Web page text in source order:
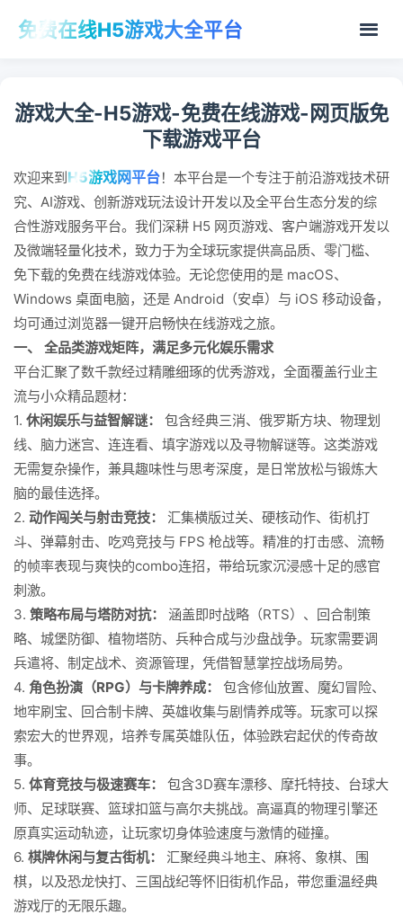
免费在线H5游戏大全平台
游戏大全-H5游戏-免费在线游戏-网页版免
下载游戏平台
欢迎来到H5游戏网平台！本平台是一个专注于前沿游戏技术研
究、AI游戏、创新游戏玩法设计开发以及全平台生态分发的综
合性游戏服务平台。我们深耕 H5 网页游戏、客户端游戏开发以
及微端轻量化技术，致力于为全球玩家提供高品质、零门槛、
免下载的免费在线游戏体验。无论您使用的是 macOS、
Windows 桌面电脑，还是 Android（安卓）与 iOS 移动设备，
均可通过浏览器一键开启畅快在线游戏之旅。
一、 全品类游戏矩阵，满足多元化娱乐需求
平台汇聚了数千款经过精雕细琢的优秀游戏，全面覆盖行业主
流与小众精品题材：
1. 休闲娱乐与益智解谜：
包含经典三消、俄罗斯方块、物理划
线、脑力迷宫、连连看、填字游戏以及寻物解谜等。这类游戏
无需复杂操作，兼具趣味性与思考深度，是日常放松与锻炼大
脑的最佳选择。
2. 动作闯关与射击竞技：
汇集横版过关、硬核动作、街机打
斗、弹幕射击、吃鸡竞技与 FPS 枪战等。精准的打击感、流畅
的帧率表现与爽快的combo连招，带给玩家沉浸感十足的感官
刺激。
3. 策略布局与塔防对抗：
涵盖即时战略（RTS）、回合制策
略、城堡防御、植物塔防、兵种合成与沙盘战争。玩家需要调
兵遣将、制定战术、资源管理，凭借智慧掌控战场局势。
4. 角色扮演（RPG）与卡牌养成：
包含修仙放置、魔幻冒险、
地牢刷宝、回合制卡牌、英雄收集与剧情养成等。玩家可以探
索宏大的世界观，培养专属英雄队伍，体验跌宕起伏的传奇故
事。
5. 体育竞技与极速赛车：
包含3D赛车漂移、摩托特技、台球大
师、足球联赛、篮球扣篮与高尔夫挑战。高逼真的物理引擎还
原真实运动轨迹，让玩家切身体验速度与激情的碰撞。
6. 棋牌休闲与复古街机：
汇聚经典斗地主、麻将、象棋、围
棋，以及恐龙快打、三国战纪等怀旧街机作品，带您重温经典
游戏厅的无限乐趣。